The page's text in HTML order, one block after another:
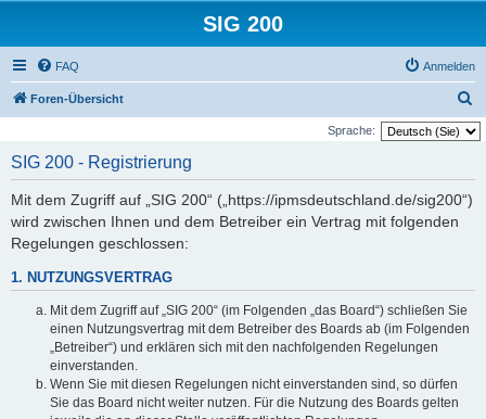
SIG 200
FAQ Anmelden
Foren-Übersicht
u
Sprache:
SIG 200 - Registrierung
Mit dem Zugriff auf „SIG 200“ („https://ipmsdeutschland.de/sig200“)
wird zwischen Ihnen und dem Betreiber ein Vertrag mit folgenden
Regelungen geschlossen:
1. NUTZUNGSVERTRAG
Mit dem Zugriff auf „SIG 200“ (im Folgenden „das Board“) schließen Sie
einen Nutzungsvertrag mit dem Betreiber des Boards ab (im Folgenden
„Betreiber“) und erklären sich mit den nachfolgenden Regelungen
einverstanden.
Wenn Sie mit diesen Regelungen nicht einverstanden sind, so dürfen
Sie das Board nicht weiter nutzen. Für die Nutzung des Boards gelten